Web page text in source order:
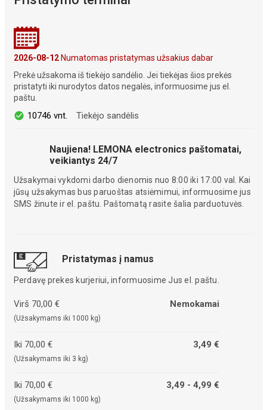
2026-08-12Numatomas pristatymas užsakius dabar
Prekė užsakoma iš tiekėjo sandėlio. Jei tiekėjas šios prekės
pristatyti iki nurodytos datos negalės, informuosime jus el.
paštu.
10746 vnt. Tiekėjo sandėlis
Naujiena! LEMONA electronics paštomatai,
veikiantys 24/7
Užsakymai vykdomi darbo dienomis nuo 8:00 iki 17:00 val. Kai
jūsų užsakymas bus paruoštas atsiėmimui, informuosime jus
SMS žinute ir el. paštu. Paštomatą rasite šalia parduotuvės.
Pristatymas į namus
Perdavę prekes kurjeriui, informuosime Jus el. paštu.
Virš 70,00 €
(Užsakymams iki 1000 kg)
Nemokamai
Iki 70,00 €
(Užsakymams iki 3 kg)
3,49 €
Iki 70,00 €
(Užsakymams iki 1000 kg)
3,49 - 4,99 €